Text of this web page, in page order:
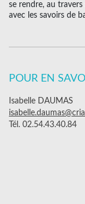
se rendre, au travers
avec les savoirs de
POUR EN
Isabelle DAUMAS
Tél. 02.54.43.40.84